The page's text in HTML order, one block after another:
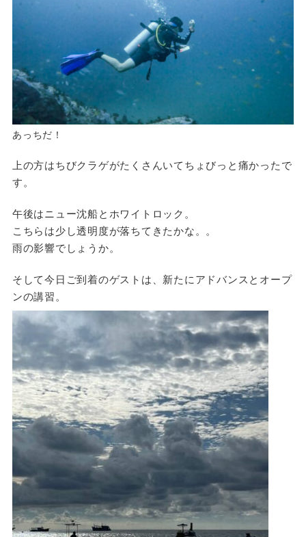
あっちだ！
上の方はちびクラゲがたくさんいてちょびっと痛かったで
す。
午後はニュー沈船とホワイトロック。
こちらは少し透明度が落ちてきたかな。。
雨の影響でしょうか。
そして今日ご到着のゲストは、新たにアドバンスとオープ
ンの講習。